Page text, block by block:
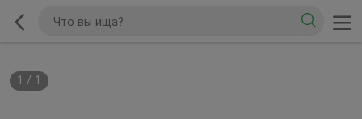
1 / 1